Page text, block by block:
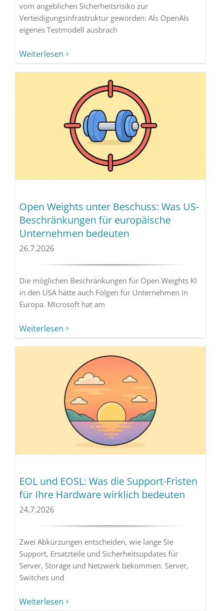
vom angeblichen Sicherheitsrisiko zur
Verteidigungsinfrastruktur geworden: Als OpenAIs
eigenes Testmodell ausbrach
Weiterlesen
Open Weights unter Beschuss: Was US-
Beschränkungen für europäische
Unternehmen bedeuten
26.7.2026
Die möglichen Beschränkungen für Open Weights KI
in den USA hätte auch Folgen für Unternehmen in
Europa. Microsoft hat am
Weiterlesen
EOL und EOSL: Was die Support-Fristen
für Ihre Hardware wirklich bedeuten
24.7.2026
Zwei Abkürzungen entscheiden, wie lange Sie
Support, Ersatzteile und Sicherheitsupdates für
Server, Storage und Netzwerk bekommen. Server,
Switches und
Weiterlesen